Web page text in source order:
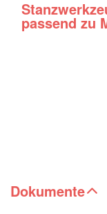
passend zu
Dokumente